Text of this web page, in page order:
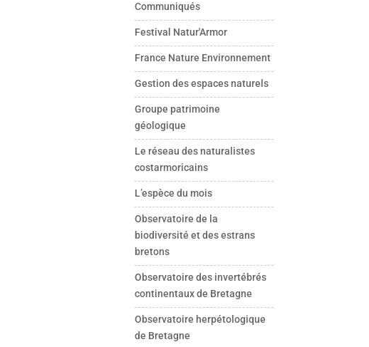
Communiqués
Festival Natur'Armor
France Nature Environnement
Gestion des espaces naturels
Groupe patrimoine
géologique
Le réseau des naturalistes
costarmoricains
L’espèce du mois
Observatoire de la
biodiversité et des estrans
bretons
Observatoire des invertébrés
continentaux de Bretagne
Observatoire herpétologique
de Bretagne